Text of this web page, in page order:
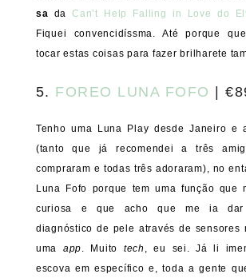
sa daCan’t Help Falling in Love do
Fiquei convencidíssma. Até porque
tocar estas coisas para fazer brilharete
5. FOREO LUNA FOFO |
Tenho uma Luna Play desde Janeiro e
(tanto que já recomendei a três
compraram e todas três adoraram), no
Luna Fofo porque tem uma função que
curiosa e que acho que me ia dar
diagnóstico de pele através de sensores
uma app. Muito tech , eu sei. Já li
escova em específico e, toda a gente